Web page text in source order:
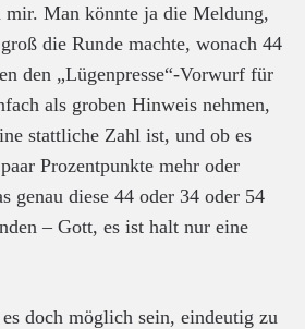
Man könnte ja die Meldung,
die Runde machte, wonach 44
den „Lügenpresse“-Vorwurf für
als groben Hinweis nehmen,
stattliche Zahl ist, und ob es
Prozentpunkte mehr oder
genau diese 44 oder 34 oder 54
– Gott, es ist halt nur eine
doch möglich sein, eindeutig zu